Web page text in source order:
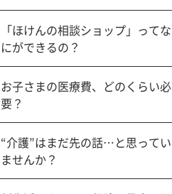
「ほけんの相談ショップ」ってな
にができるの？
お子さまの医療費、どのくらい必
要？
“介護”はまだ先の話…と思ってい
ませんか？